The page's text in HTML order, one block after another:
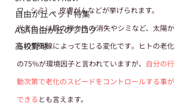
自由が丘ペット特集
ASA自由が丘のブログ
高校野球
ワ、シミ）、皮膚がんなどが挙げられます。
光老化とは肌の弾力性の消失やシミなど、太陽か
らの紫外線によって生じる変化です。ヒトの老化
の75%が環境因子と言われていますが、
自分の行
動次第で老化のスピードをコントロールする事が
できるとも言えます。